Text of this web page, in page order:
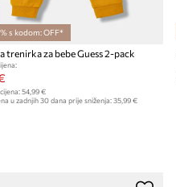
s kodom: OFF*
trenirka za bebe Guess 2-pack
54,99 €
u zadnjih 30 dana prije sniženja: 35,99 €